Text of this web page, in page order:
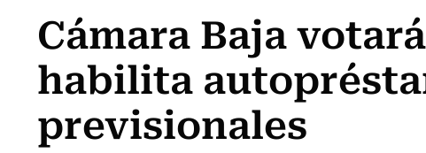
Cámara Baja
habilita
previsionales